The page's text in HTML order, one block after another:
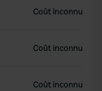
Coût inconnu
Coût inconnu
Coût inconnu